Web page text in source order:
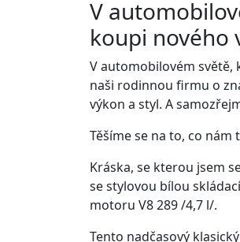
V
koupi nového
V automobilovém světě,
naši rodinnou firmu o
výkon a styl. A
Těšíme se na to, co
Kráska, se kterou jsem
se stylovou bílou
motoru V8 289 /4,7 l/.
Tento nadčasový